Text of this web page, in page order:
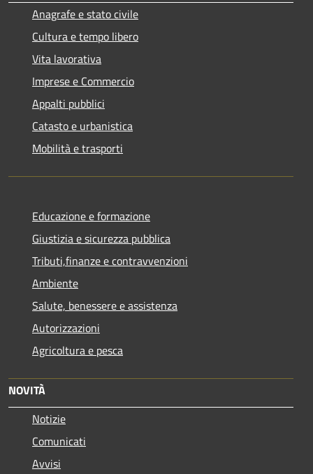
Anagrafe e stato civile
Cultura e tempo libero
Vita lavorativa
Imprese e Commercio
Appalti pubblici
Catasto e urbanistica
Mobilità e trasporti
Educazione e formazione
Giustizia e sicurezza pubblica
Tributi,finanze e contravvenzioni
Ambiente
Salute, benessere e assistenza
Autorizzazioni
Agricoltura e pesca
NOVITÀ
Notizie
Comunicati
Avvisi